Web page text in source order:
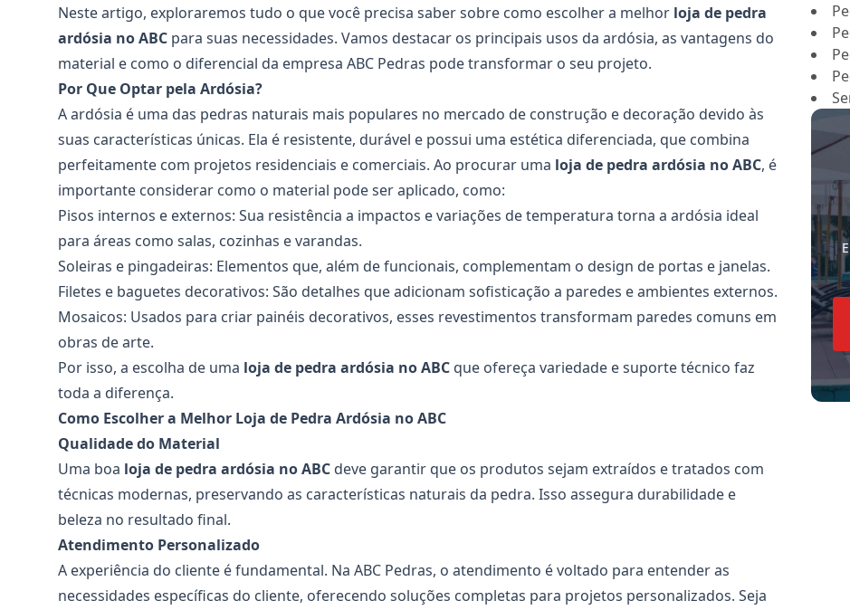
Neste artigo, exploraremos tudo o que você precisa saber sobre como escolher a melhor loja de pedra
ardósia no ABC para suas necessidades. Vamos destacar os principais usos da ardósia, as vantagens do
material e como o diferencial da empresa ABC Pedras pode transformar o seu projeto.
Por Que Optar pela Ardósia?
A ardósia é uma das pedras naturais mais populares no mercado de construção e decoração devido às
suas características únicas. Ela é resistente, durável e possui uma estética diferenciada, que combina
perfeitamente com projetos residenciais e comerciais. Ao procurar uma loja de pedra ardósia no ABC, é
importante considerar como o material pode ser aplicado, como:
Pisos internos e externos: Sua resistência a impactos e variações de temperatura torna a ardósia ideal
para áreas como salas, cozinhas e varandas.
Soleiras e pingadeiras: Elementos que, além de funcionais, complementam o design de portas e janelas.
Filetes e baguetes decorativos: São detalhes que adicionam sofisticação a paredes e ambientes externos.
Mosaicos: Usados para criar painéis decorativos, esses revestimentos transformam paredes comuns em
obras de arte.
Por isso, a escolha de uma loja de pedra ardósia no ABC que ofereça variedade e suporte técnico faz
toda a diferença.
Como Escolher a Melhor Loja de Pedra Ardósia no ABC
Qualidade do Material
Uma boa loja de pedra ardósia no ABC deve garantir que os produtos sejam extraídos e tratados com
técnicas modernas, preservando as características naturais da pedra. Isso assegura durabilidade e
beleza no resultado final.
Atendimento Personalizado
A experiência do cliente é fundamental. Na ABC Pedras, o atendimento é voltado para entender as
necessidades específicas do cliente, oferecendo soluções completas para projetos personalizados. Seja